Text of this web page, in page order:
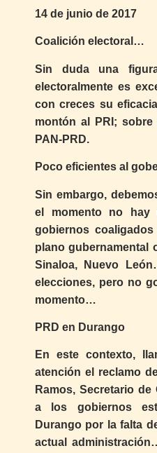
14 de junio de 2017
Coalición electoral…
Sin duda una
electoralmente es
con creces su
montón al PRI;
PAN-PRD.
Poco eficientes al
Sin embargo,
el momento no hay
gobiernos
plano gubernamental
Sinaloa, Nuevo
elecciones, pero no
momento…
PRD en Durango
En este contexto,
atención el reclamo
Ramos, Secretario
a los gobiernos
Durango por la falta
actual